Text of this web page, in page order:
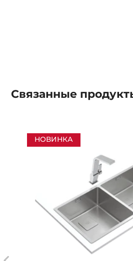
Связанные
НОВИНКА